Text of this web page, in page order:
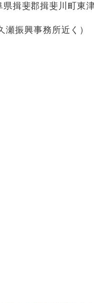
揖斐郡揖斐川町東
瀬振興事務所近く）